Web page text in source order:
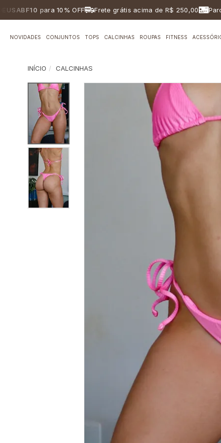
para 10% OFF Frete grátis acima de R$ 250,00
NOVIDADES CONJUNTOS TOPS CALCINHAS ROUPAS FITNESS
INÍCIO CALCINHAS